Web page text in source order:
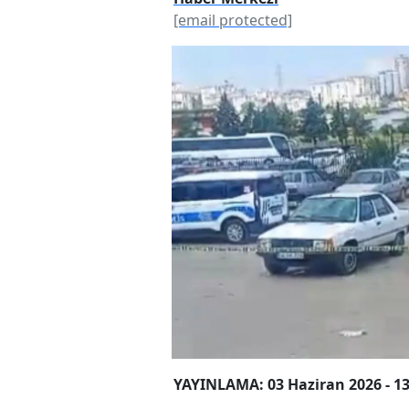
[email protected]
YAYINLAMA: 03 Haziran 2026 -